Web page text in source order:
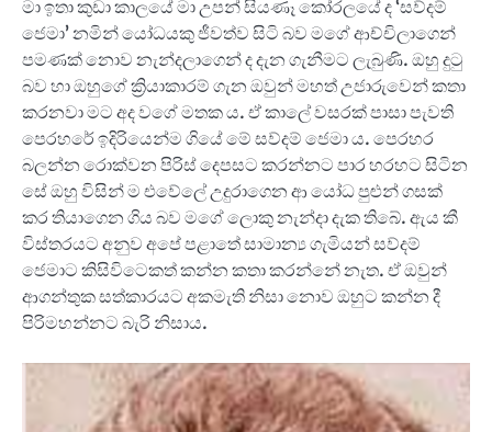
මා ඉතා කුඩා කාලයේ මා උපන් සියණෑ කෝරලයේ ද ‘සව්දම්
ජෙමා’ නමින් යෝධයකු ජීවත්ව සිටි බව මගේ ආච්චිලාගෙන්
පමණක් නොව නැන්දලාගෙන් ද දැන ගැනීමට ලැබුණි. ඔහු දුටු
බව හා ඔහුගේ ක්‍රියාකාරම් ගැන ඔවුන් මහත් උජාරුවෙන් කතා
කරනවා මට අද වගේ මතක ය. ඒ කාලේ වසරක් පාසා පැවති
පෙරහරේ ඉදිරියෙන්ම ගියේ මේ සව්දම් ජෙමා ය. පෙරහර
බලන්න රොක්වන පිරිස් දෙපසට කරන්නට පාර හරහට සිටින
සේ ඔහු විසින් ම එවේලේ උදුරාගෙන ආ යෝධ පුළුන් ගසක්
කර තියාගෙන ගිය බව මගේ ලොකු නැන්දා දැක තිබේ. ඇය කී
විස්තරයට අනුව අපේ පළාතේ සාමාන්‍ය ගැමියන් සව්දම්
ජෙමාට කිසිවිටෙකත් කන්න කතා කරන්නේ නැත. ඒ ඔවුන්
ආගන්තුක සත්කාරයට අකමැති නිසා නොව ඔහුට කන්න දී
පිරිමහන්නට බැරි නිසාය.